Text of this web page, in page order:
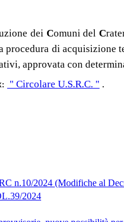
dei Comuni delC
di
approvata con
" Circolare U.S.R.C. " .
n.10/2024 (Modifiche al
2024